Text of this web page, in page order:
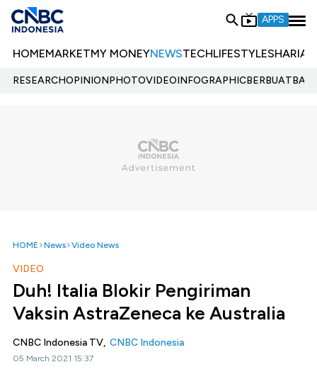
APPS
HOMEMARKETMY MONEYNEWSTECHLIFESTYLESHARIA
RESEARCHOPINIONPHOTOVIDEOINFOGRAPHIC
HOME News Video News
VIDEO
Duh! Italia Blokir Pengiriman
Vaksin AstraZeneca ke Australia
CNBC Indonesia TV, CNBC Indonesia
05 March 2021 15:37